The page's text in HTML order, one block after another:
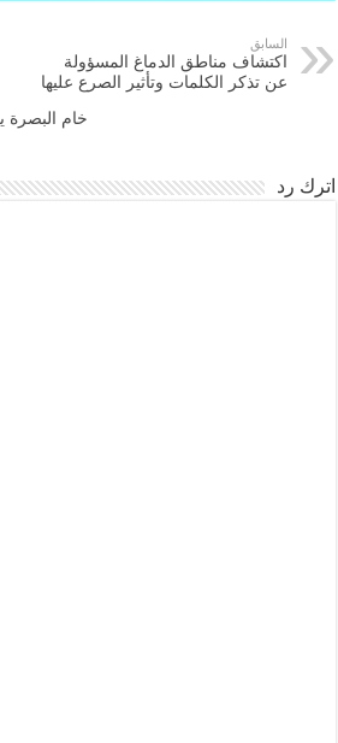
السابق
اكتشاف مناطق الدماغ المسؤولة
عن تذكر الكلمات وتأثير الصرع عليها
خام
اترك رد